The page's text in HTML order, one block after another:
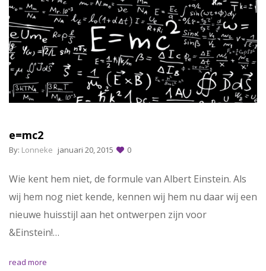
e=mc2
By: Lonneke januari 20, 2015 0
Wie kent hem niet, de formule van Albert Einstein. Als
wij hem nog niet kende, kennen wij hem nu daar wij een
nieuwe huisstijl aan het ontwerpen zijn voor
&Einstein!…
read more